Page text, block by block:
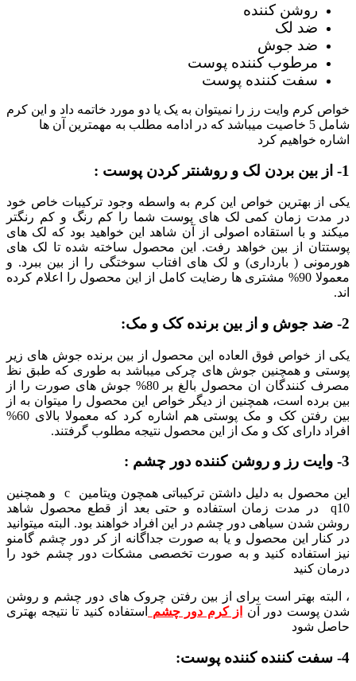
روشن کننده
ضد لک
ضد جوش
مرطوب کننده پوست
سفت کننده پوست
خواص کرم وایت رز را نمیتوان به یک یا دو مورد خاتمه داد و این کرم
شامل 5 خاصیت میباشد که در ادامه مطلب به مهمترین آن ها
اشاره خواهیم کرد
1- از بین بردن لک و روشنتر کردن پوست :
یکی از بهترین خواص این کرم به واسطه وجود ترکیبات خاص خود
در مدت زمان کمی لک های پوست شما را کم رنگ و کم رنگتر
میکند و با استقاده اصولی از آن شاهد این خواهید بود که لک های
پوستتان از بین خواهد رفت. این محصول ساخته شده تا لک های
هورمونی ( بارداری) و لک های افتاب سوختگی را از بین ببرد. و
معمولا 90% مشتری ها رضایت کامل از این محصول را اعلام کرده
اند.
2- ضد جوش و از بین برنده کک و مک:
یکی از خواص فوق العاده این محصول از بین برنده جوش های زیر
پوستی و همچنین جوش های چرکی میباشد به طوری که طبق نظ
مصرف کنندگان ان محصول بالغ بر 80% جوش های صورت را از
بین برده است، همچنین از دیگر خواص این محصول را میتوان به از
بین رفتن کک و مک پوستی هم اشاره کرد که معمولا بالای 60%
افراد دارای کک و مک از این محصول نتیجه مطلوب گرفتند.
3- وایت رز و روشن کننده دور چشم :
این محصول به دلیل داشتن ترکیباتی همچون ویتامین c و همچنین
q10 در مدت زمان استفاده و حتی بعد از قطع محصول شاهد
روشن شدن سیاهی دور چشم در این افراد خواهند بود. البته میتوانید
در کنار این محصول و یا به صورت جداگانه از کر دور چشم گامنو
نیز استفاده کنید و به صورت تخصصی مشکات دور چشم خود را
درمان کنید
، البته بهتر است برای از بین رفتن چروک های دور چشم و روشن
شدن پوست دور آن
از کرم دور چشم
استفاده کنید تا نتیجه بهتری
حاصل شود
4- سفت کننده کننده پوست: